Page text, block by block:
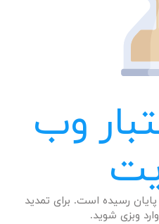
وب
رسیده است. برای تمدید
وبزی شوید.